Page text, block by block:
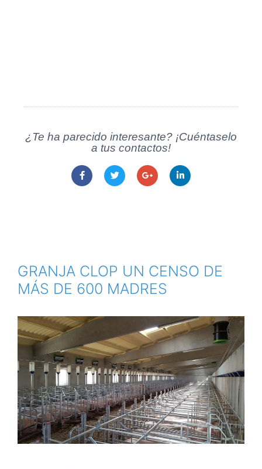
¿Te ha parecido interesante? ¡Cuéntaselo
a tus contactos!
GRANJA CLOP UN CENSO DE
MÁS DE 600 MADRES